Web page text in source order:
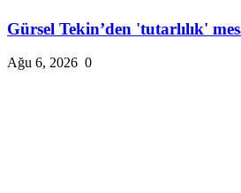
Gürsel Tekin’den 'tutarlılık'
Ağu 6, 2026 0